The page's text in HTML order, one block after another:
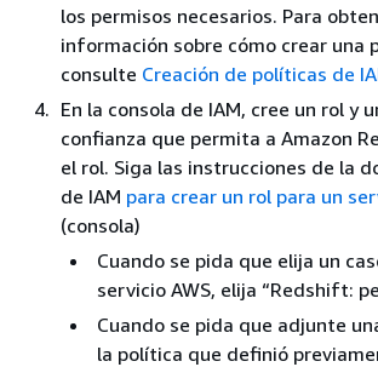
los permisos necesarios. Para
información sobre cómo crear una
consulte Creación de políticas de
En la consola de IAM, cree un rol y
confianza que permita a Amazon
el rol. Siga las instrucciones de la
de IAM para crear un rol para un
(consola)
Cuando se pida que elija un
servicio AWS, elija “Redshift:
Cuando se pida que adjunte
la política que definió